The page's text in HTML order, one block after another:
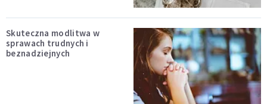
Skuteczna modlitwa w
sprawach trudnych i
beznadziejnych